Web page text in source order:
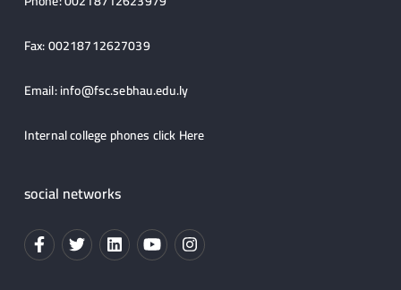
Fax: 00218712627039
Email:info@fsc.sebhau.edu.ly
Internal college phones clickHere
social networks